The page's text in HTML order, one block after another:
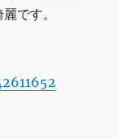
です。